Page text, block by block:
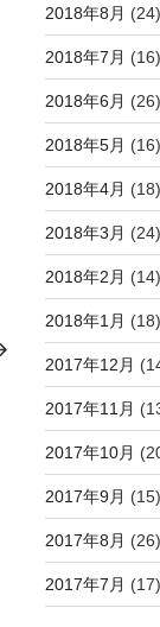
2018年8月 (24)
2018年7月 (16)
2018年6月 (26)
2018年5月 (16)
2018年4月 (18)
2018年3月 (24)
2018年2月 (14)
2018年1月 (18)
2017年12月
2017年11月
2017年10月
2017年9月 (15)
2017年8月 (26)
2017年7月 (17)